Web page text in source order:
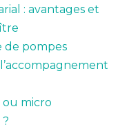
: avantages et
de pompes
micro